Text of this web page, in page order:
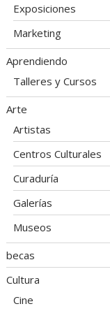
Exposiciones
Marketing
Aprendiendo
Talleres y Cursos
Arte
Artistas
Centros Culturales
Curaduría
Galerías
Museos
becas
Cultura
Cine